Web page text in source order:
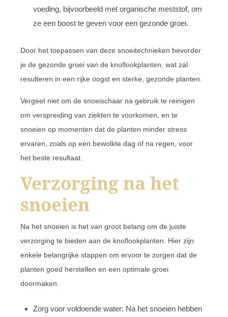
voeding, bijvoorbeeld met organische meststof, om
ze een boost te geven voor een gezonde groei.
Door het toepassen van deze snoeitechnieken bevorder
je de gezonde groei van de knoflookplanten, wat zal
resulteren in een rijke oogst en sterke, gezonde planten.
Vergeet niet om de snoeischaar na gebruik te reinigen
om verspreiding van ziekten te voorkomen, en te
snoeien op momenten dat de planten minder stress
ervaren, zoals op een bewolkte dag of na regen, voor
het beste resultaat.
Verzorging na het
snoeien
Na het snoeien is het van groot belang om de juiste
verzorging te bieden aan de knoflookplanten. Hier zijn
enkele belangrijke stappen om ervoor te zorgen dat de
planten goed herstellen en een optimale groei
doormaken:
Zorg voor voldoende water: Na het snoeien hebben